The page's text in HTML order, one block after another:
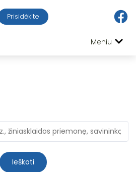
Prisidėkite
Meniu
Ieškoti